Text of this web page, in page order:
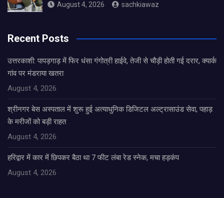
August 4, 2026 sachkiawaz
Recent Posts
उत्तरकाशी: पापड़गाड़ में फिर धंसा गंगोत्री हाईवे, तेजी से चौड़ी होती गई दरार, क्यार्क
गांव पर मंडराया खतरा
August 4, 2026
श्रीनगर बेस अस्पताल में शुरू हुई अत्याधुनिक डिजिटल अल्ट्रासाउंड सेवा, पहाड़
के मरीजों को बड़ी राहत
August 4, 2026
हरिद्वार में कार में छिपकर बैठा था 7 फीट लंबा रेड स्नेक, मचा हड़कंप
August 4, 2026